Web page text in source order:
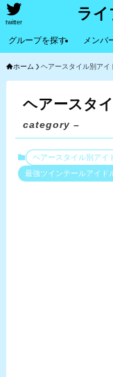
ラ
twitter
グループを探す メンバ
ホーム ヘアースタイル別アイ
ヘアースタ
category –
ヘアースタイル別アイ
最強ツインテールアイド